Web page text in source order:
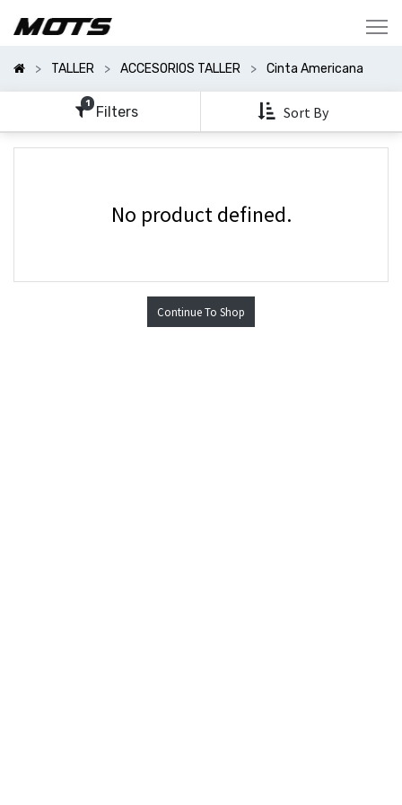
TALLER ACCESORIOS TALLER Cinta Americana
1 Filters Sort By
Categorías
Mostrar
Opciones
No product defined.
Continue To Shop